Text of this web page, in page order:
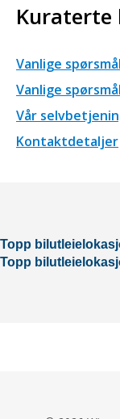
Kuraterte
Vanlige
Vanlige
Vår
Kontaktdetaljer
Topp
Topp